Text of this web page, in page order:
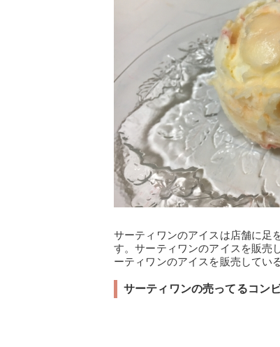
サーティワンのアイスは店舗に足
す。サーティワンのアイスを販売
ーティワンのアイスを販売してい
サーティワンの売ってるコン